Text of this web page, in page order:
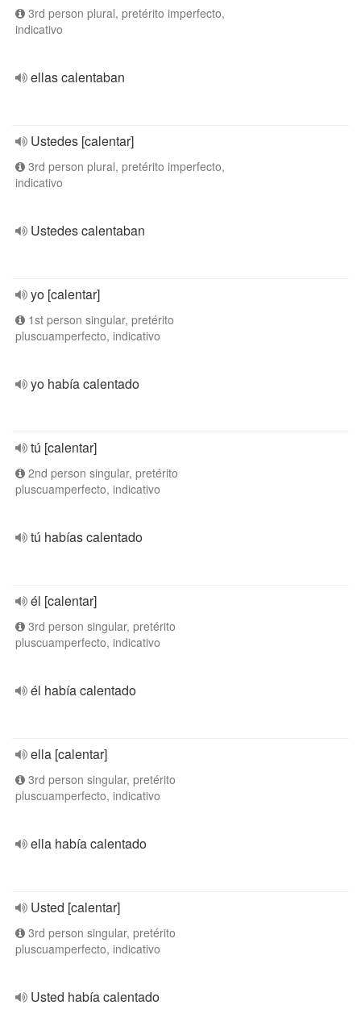
3rd person plural, pretérito imperfecto,
indicativo
ellas calentaban
Ustedes [calentar]
3rd person plural, pretérito imperfecto,
indicativo
Ustedes calentaban
yo [calentar]
1st person singular, pretérito
pluscuamperfecto, indicativo
yo había calentado
tú [calentar]
2nd person singular, pretérito
pluscuamperfecto, indicativo
tú habías calentado
él [calentar]
3rd person singular, pretérito
pluscuamperfecto, indicativo
él había calentado
ella [calentar]
3rd person singular, pretérito
pluscuamperfecto, indicativo
ella había calentado
Usted [calentar]
3rd person singular, pretérito
pluscuamperfecto, indicativo
Usted había calentado